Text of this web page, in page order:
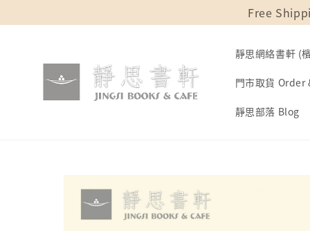
Free
靜思網絡書軒 (
門市取貨 Order
靜思部落 Blog